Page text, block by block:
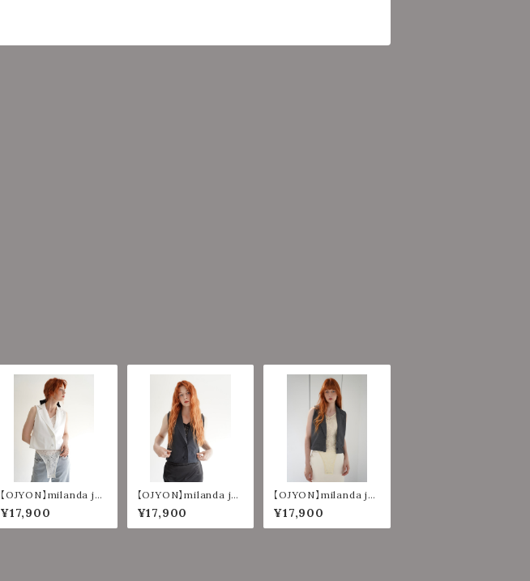
【OJYON】milanda jac
ket set 【WHITE】
¥17,900
【OJYON】milanda jac
ket set 【BLACK】
¥17,900
【OJYON】milanda jac
ket set 【CHACORL】
¥17,900